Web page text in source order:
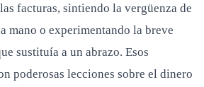
facturas, sintiendo la vergüenza de
mano o experimentando la breve
sustituía a un abrazo. Esos
poderosas lecciones sobre el dinero